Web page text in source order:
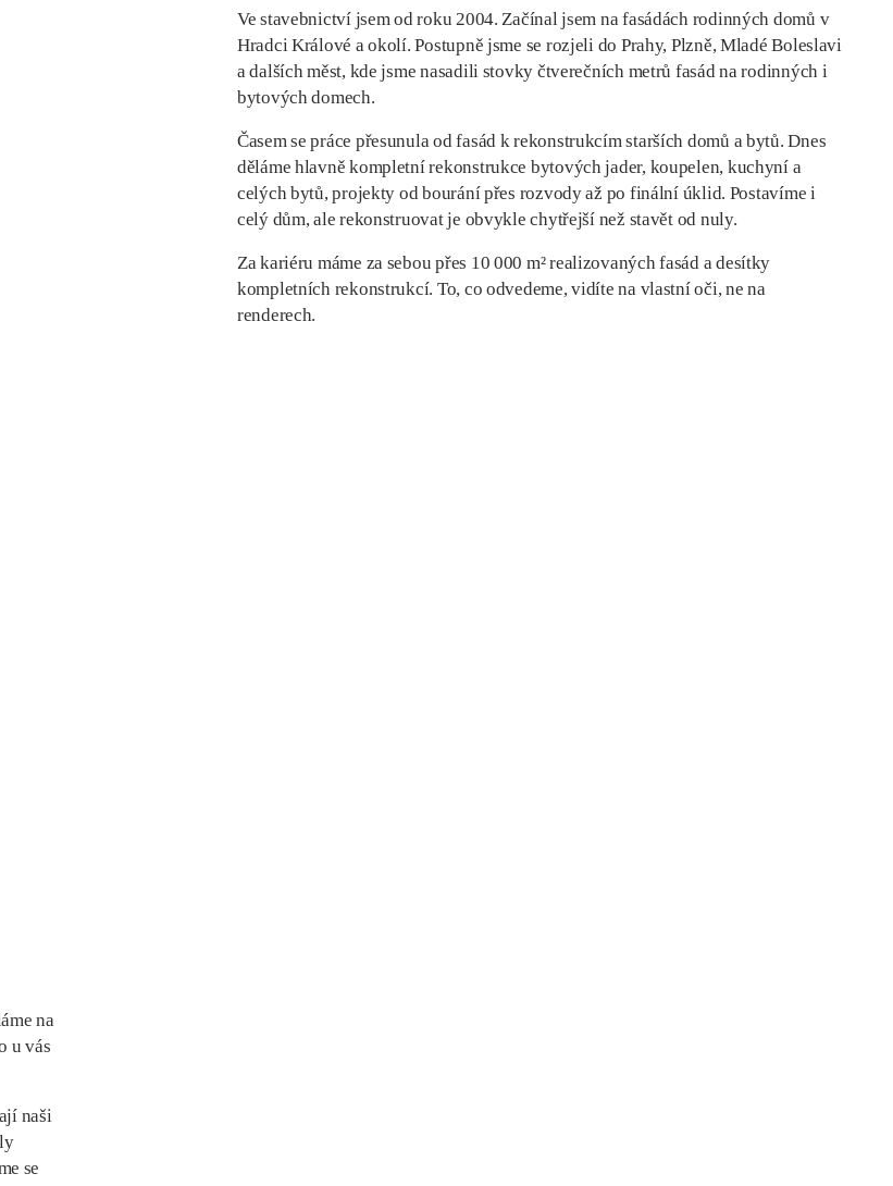
Ve stavebnictví jsem od roku 2004. Začínal jsem na fasádách rodinných domů v
Hradci Králové a okolí. Postupně jsme se rozjeli do Prahy, Plzně, Mladé Boleslavi
a dalších měst, kde jsme nasadili stovky čtverečních metrů fasád na rodinných i
bytových domech.
Časem se práce přesunula od fasád k rekonstrukcím starších domů a bytů. Dnes
děláme hlavně kompletní rekonstrukce bytových jader, koupelen, kuchyní a
celých bytů, projekty od bourání přes rozvody až po finální úklid. Postavíme i
celý dům, ale rekonstruovat je obvykle chytřejší než stavět od nuly.
Za kariéru máme za sebou přes 10 000 m² realizovaných fasád a desítky
kompletních rekonstrukcí. To, co odvedeme, vidíte na vlastní oči, ne na
renderech.
na
u vás
naši
se